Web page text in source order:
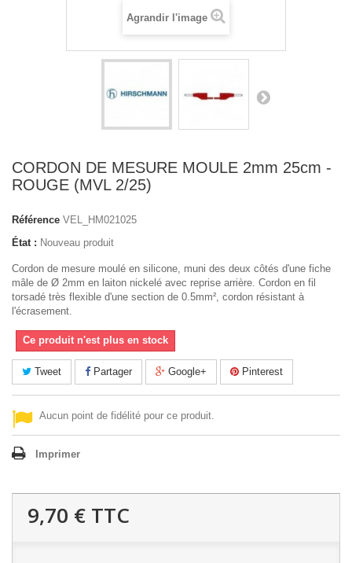
Agrandir l'image
CORDON DE MESURE MOULE 2mm 25cm -
ROUGE (MVL 2/25)
Référence VEL_HM021025
État : Nouveau produit
Cordon de mesure moulé en silicone, muni des deux côtés d'une fiche
mâle de Ø 2mm en laiton nickelé avec reprise arrière. Cordon en fil
torsadé très flexible d'une section de 0.5mm², cordon résistant à
l'écrasement.
Ce produit n'est plus en stock
Tweet Partager Google+ Pinterest
Aucun point de fidélité pour ce produit.
Imprimer
9,70 € TTC